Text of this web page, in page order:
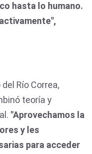
hasta lo humano.
Río Correa,
teoría y
"Aprovechamos la
y les
para acceder